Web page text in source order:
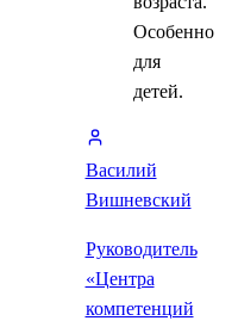
Особенно
для
детей.
Василий
Вишневский
Руководитель
«Центра
компетенций